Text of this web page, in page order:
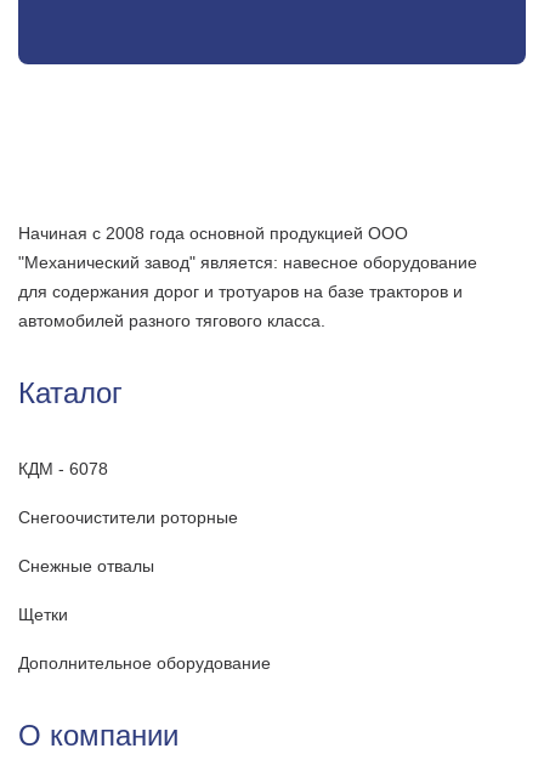
Начиная с 2008 года основной продукцией ООО
"Механический завод" является: навесное оборудование
для содержания дорог и тротуаров на базе тракторов и
автомобилей разного тягового класса.
Каталог
КДМ - 6078
Снегоочистители роторные
Снежные отвалы
Щетки
Дополнительное оборудование
О компании